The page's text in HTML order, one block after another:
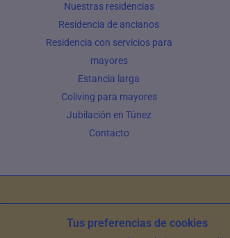
Nuestras residencias
Residencia de ancianos
Residencia con servicios para
mayores
Estancia larga
Coliving para mayores
Jubilación en Túnez
Contacto
Tus preferencias de cookies